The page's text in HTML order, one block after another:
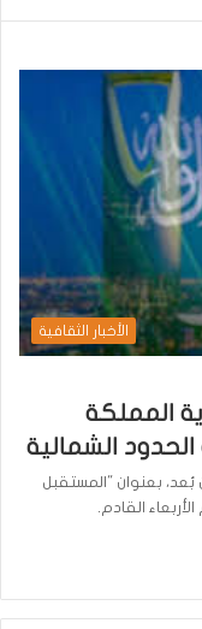
الأخبار الثقافية
المملكة
بعنوان "المستقبل